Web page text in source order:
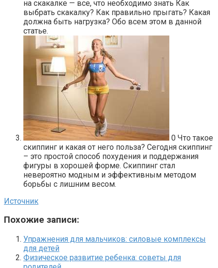
на скакалке — все, что необходимо знать Как
выбрать скакалку? Как правильно прыгать? Какая
должна быть нагрузка? Обо всем этом в данной
статье.
0 Что такое
скиппинг и какая от него польза? Сегодня скиппинг
– это простой способ похудения и поддержания
фигуры в хорошей форме. Скиппинг стал
невероятно модным и эффективным методом
борьбы с лишним весом.
Источник
Похожие записи:
Упражнения для мальчиков: силовые комплексы
для детей
Физическое развитие ребенка: советы для